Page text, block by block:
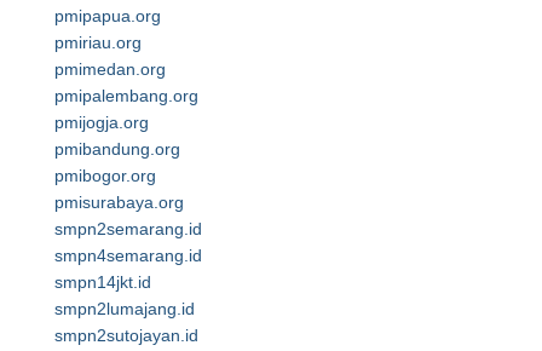
pmipapua.org
pmiriau.org
pmimedan.org
pmipalembang.org
pmijogja.org
pmibandung.org
pmibogor.org
pmisurabaya.org
smpn2semarang.id
smpn4semarang.id
smpn14jkt.id
smpn2lumajang.id
smpn2sutojayan.id